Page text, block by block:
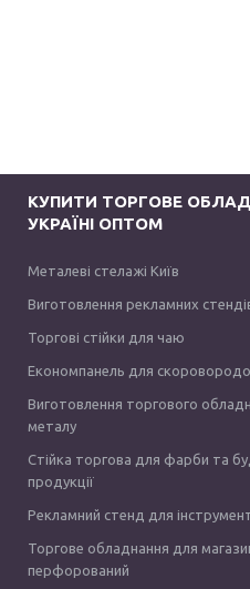
КУПИТИ ТОРГОВЕ
УКРАЇНІ ОПТОМ
Металеві стелажі Київ
Виготовлення рекламних
Торгові стійки для чаю
Економпанель для
Виготовлення торгового
металу
Стійка торгова для фарби та
продукції
Рекламний стенд для
Торгове обладнання для
перфорований